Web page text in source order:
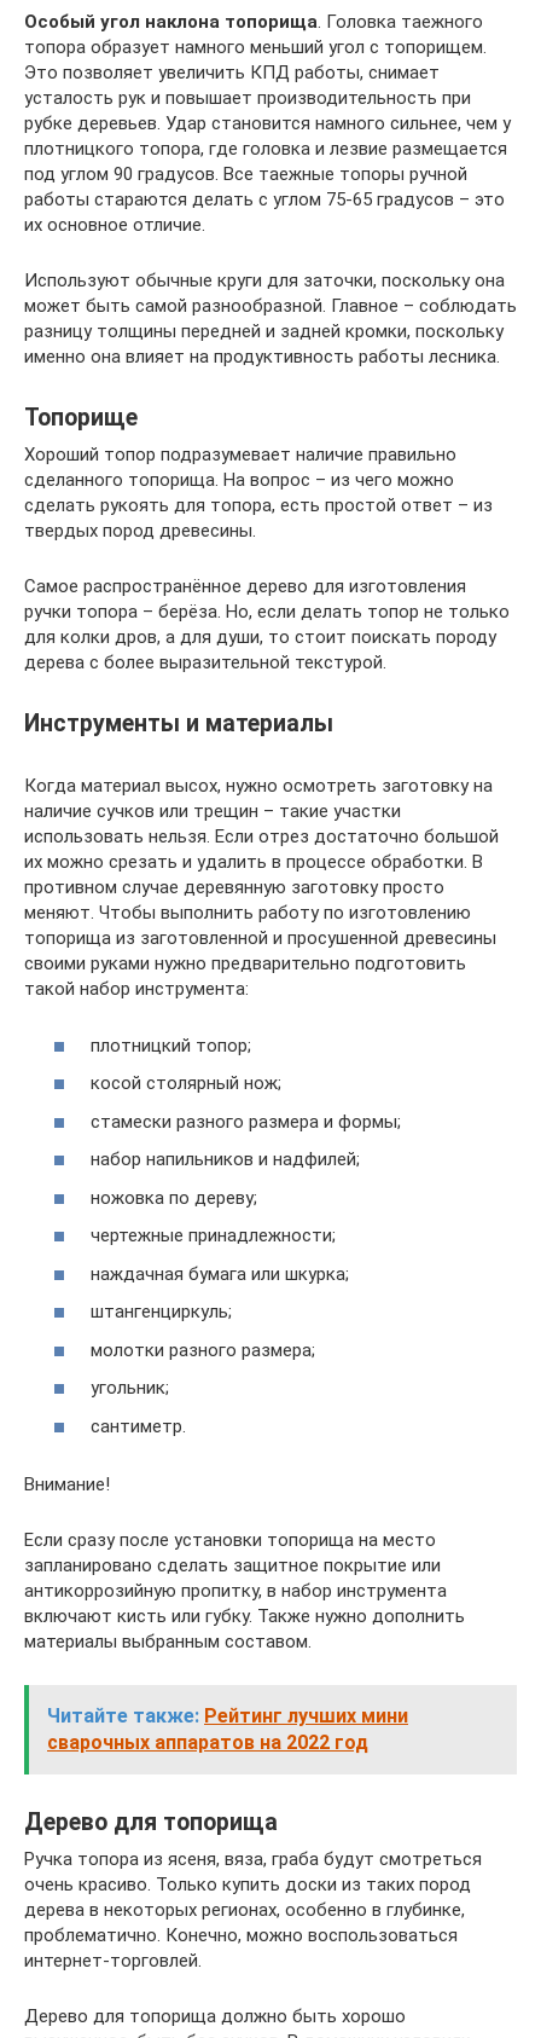
Особый угол наклона топорища. Головка таежного
топора образует намного меньший угол с топорищем.
Это позволяет увеличить КПД работы, снимает
усталость рук и повышает производительность при
рубке деревьев. Удар становится намного сильнее, чем у
плотницкого топора, где головка и лезвие размещается
под углом 90 градусов. Все таежные топоры ручной
работы стараются делать с углом 75-65 градусов – это
их основное отличие.
Используют обычные круги для заточки, поскольку она
может быть самой разнообразной. Главное – соблюдать
разницу толщины передней и задней кромки, поскольку
именно она влияет на продуктивность работы лесника.
Топорище
Хороший топор подразумевает наличие правильно
сделанного топорища. На вопрос – из чего можно
сделать рукоять для топора, есть простой ответ – из
твердых пород древесины.
Самое распространённое дерево для изготовления
ручки топора – берёза. Но, если делать топор не только
для колки дров, а для души, то стоит поискать породу
дерева с более выразительной текстурой.
Инструменты и материалы
Когда материал высох, нужно осмотреть заготовку на
наличие сучков или трещин – такие участки
использовать нельзя. Если отрез достаточно большой
их можно срезать и удалить в процессе обработки. В
противном случае деревянную заготовку просто
меняют. Чтобы выполнить работу по изготовлению
топорища из заготовленной и просушенной древесины
своими руками нужно предварительно подготовить
такой набор инструмента:
плотницкий топор;
косой столярный нож;
стамески разного размера и формы;
набор напильников и надфилей;
ножовка по дереву;
чертежные принадлежности;
наждачная бумага или шкурка;
штангенциркуль;
молотки разного размера;
угольник;
сантиметр.
Внимание!
Если сразу после установки топорища на место
запланировано сделать защитное покрытие или
антикоррозийную пропитку, в набор инструмента
включают кисть или губку. Также нужно дополнить
материалы выбранным составом.
Читайте также: Рейтинг лучших мини
сварочных аппаратов на 2022 год
Дерево для топорища
Ручка топора из ясеня, вяза, граба будут смотреться
очень красиво. Только купить доски из таких пород
дерева в некоторых регионах, особенно в глубинке,
проблематично. Конечно, можно воспользоваться
интернет-торговлей.
Дерево для топорища должно быть хорошо